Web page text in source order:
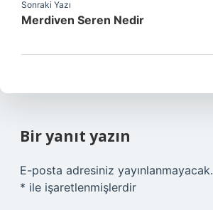
Sonraki Yazı
Merdiven Seren Nedir
Bir yanıt yazın
E-posta adresiniz yayınlanmayacak.
* ile işaretlenmişlerdir